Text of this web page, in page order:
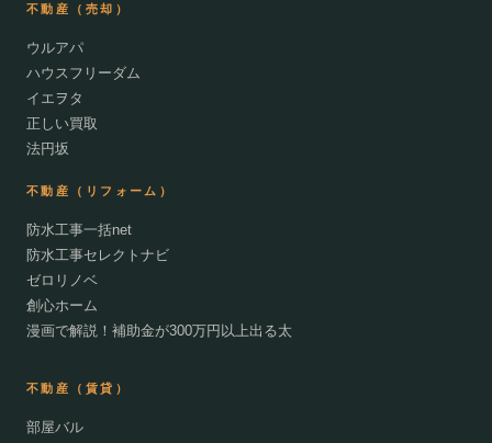
不動産（売却）
ウルアパ
ハウスフリーダム
イエヲタ
正しい買取
法円坂
不動産（リフォーム）
防水工事一括net
防水工事セレクトナビ
ゼロリノベ
創心ホーム
漫画で解説！補助金が300万円以上出る太
不動産（賃貸）
部屋バル